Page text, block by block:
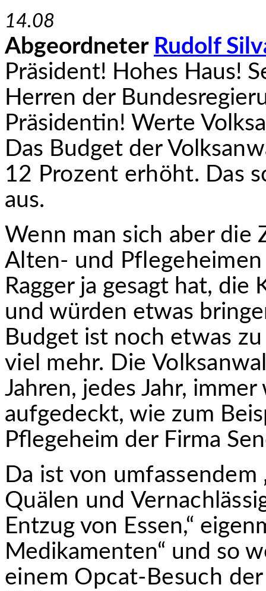
14.08
Abgeordneter Rudolf
Präsident! Hohes Haus!
Herren der
Präsidentin! Werte
Das Budget der Volks­
12 Prozent erhöht. Das
aus.
Wenn man sich aber die
Alten- und Pflegeheimen
Ragger ja gesagt hat,
und würden etwas
Budget ist noch etwas
viel mehr. Die
Jahren, jedes Jahr,
aufgedeckt, wie zum
Pflegeheim der Firma
Da ist von
Quälen und
Entzug von Essen,“
Medikamenten“ und so
einem Opcat-Besuch